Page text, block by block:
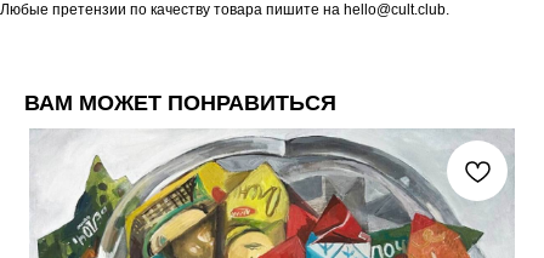
Любые претензии по качеству товара пишите на hello@cult.club.
ВАМ МОЖЕТ ПОНРАВИТЬСЯ